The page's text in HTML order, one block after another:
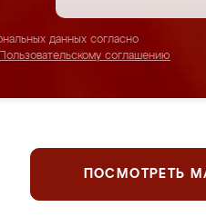
данных согласно
Пользовательскому соглашению
ПОСМОТРЕТЬ